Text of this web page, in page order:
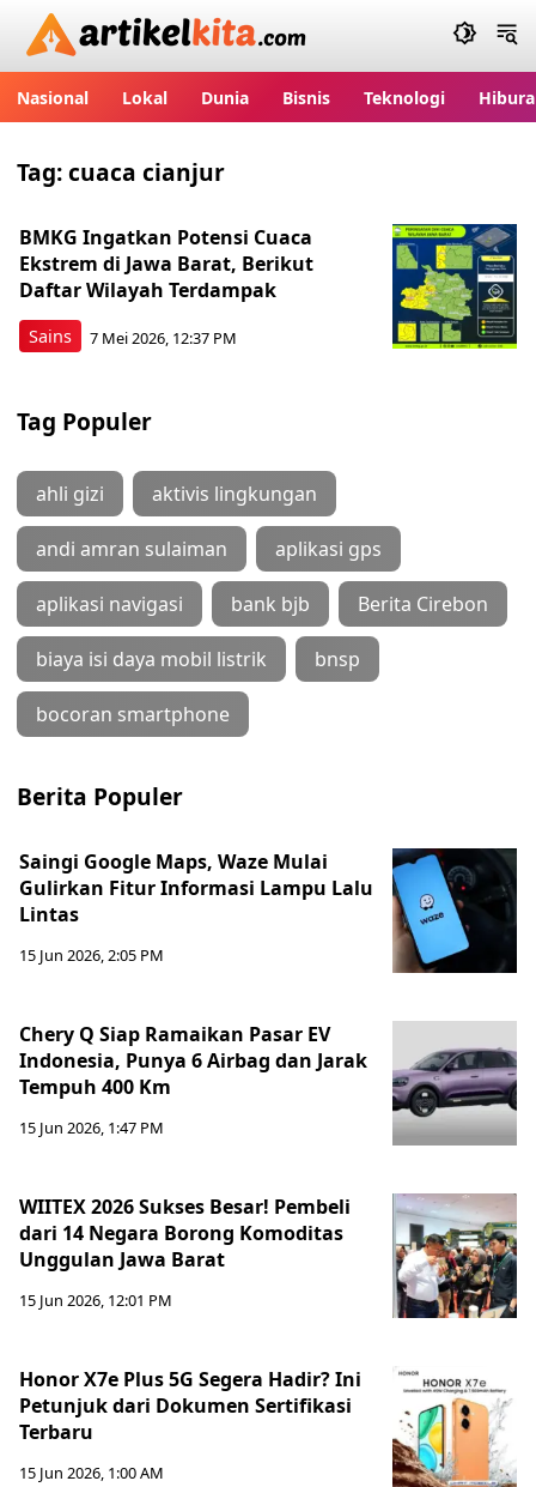
Artikelkita.com
Nasional Lokal Dunia Bisnis Teknologi
Tag:cuaca cianjur
Sains
BMKG Ingatkan Potensi Cuaca
Ekstrem di Jawa Barat, Berikut
Daftar Wilayah Terdampak
7 Mei 2026, 12:37 PM
Tag Populer
ahli gizi aktivis lingkungan
andi amran sulaiman aplikasi gps
aplikasi navigasi bank bjb Berita Cirebon
biaya isi daya mobil listrik bnsp
bocoran smartphone
Berita Populer
Saingi Google Maps, Waze Mulai
Gulirkan Fitur Informasi Lampu Lalu
Lintas
15 Jun 2026, 2:05 PM
Chery Q Siap Ramaikan Pasar EV
Indonesia, Punya 6 Airbag dan Jarak
Tempuh 400 Km
15 Jun 2026, 1:47 PM
WIITEX 2026 Sukses Besar! Pembeli
dari 14 Negara Borong Komoditas
Unggulan Jawa Barat
15 Jun 2026, 12:01 PM
Honor X7e Plus 5G Segera Hadir? Ini
Petunjuk dari Dokumen Sertifikasi
Terbaru
15 Jun 2026, 1:00 AM